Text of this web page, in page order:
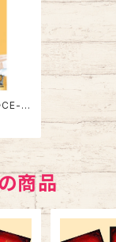
CE-F
商品